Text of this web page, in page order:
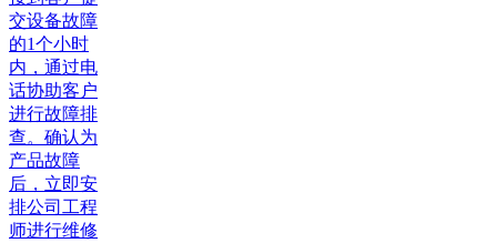
交设备故障
的1个小时
内，通过电
话协助客户
进行故障排
查。确认为
产品故障
后，立即安
排公司工程
师进行维修